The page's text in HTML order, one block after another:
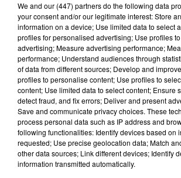
Lecture (2 min 21 sec)
Karine Hurstel
100% chez-vous dans la Haute-
We and our (447) partnersdo the following data
your consent and/or our legitimate interest: Store
information on a device; Use limited data to select
profiles for personalised advertising; Use profiles
advertising; Measure advertising performance;
performance; Understand audiences through
of data from different sources; Develop and
profiles to personalise content; Use profiles to
content; Use limited data to select content; Ensure
detect fraud, and fix errors; Deliver and present
Save and communicate privacy choices. These
process personal data such as IP address and
following functionalities: Identify devices based on
requested; Use precise geolocation data; Match
other data sources; Link different devices; Identify
information transmitted automatically.